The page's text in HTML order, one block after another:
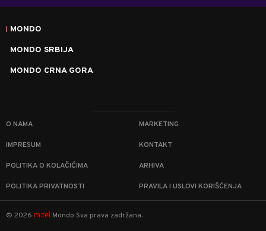
MONDO
MONDO SRBIJA
MONDO CRNA GORA
O NAMA MARKETING
IMPRESUM KONTAKT
POLITIKA O KOLAČIĆIMA ARHIVA
POLITIKA PRIVATNOSTI PRAVILA I USLOVI KORIŠĆENJA
© 2026 m:tel Mondo Sva prava zadržana.